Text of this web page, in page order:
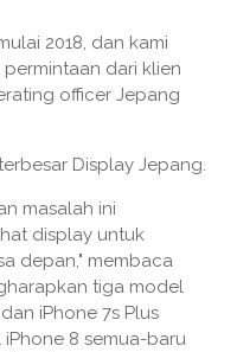
2018, dan kami
dari klien
officer Jepang
Display Jepang.
masalah ini
display untuk
depan," membaca
tiga model
iPhone 7s Plus
8 semua-baru